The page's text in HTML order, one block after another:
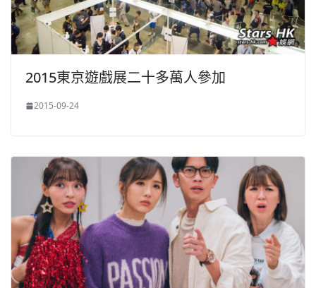
2015東京遊戲展二十多萬人參加
2015-09-24